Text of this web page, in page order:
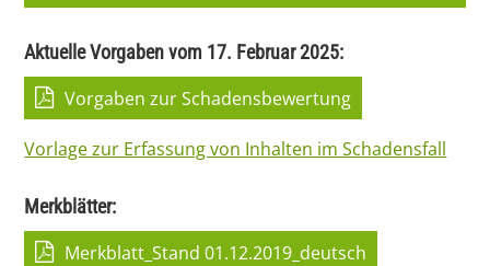
Aktuelle Vorgaben vom 17. Februar 2025:
Vorgaben zur Schadensbewertung
Vorlage zur Erfassung von Inhalten im Schadensfall
Merkblätter:
Merkblatt_Stand 01.12.2019_deutsch